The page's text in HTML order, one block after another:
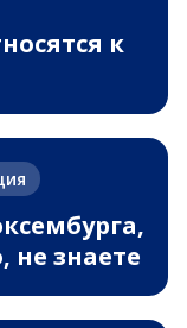
к
знаете